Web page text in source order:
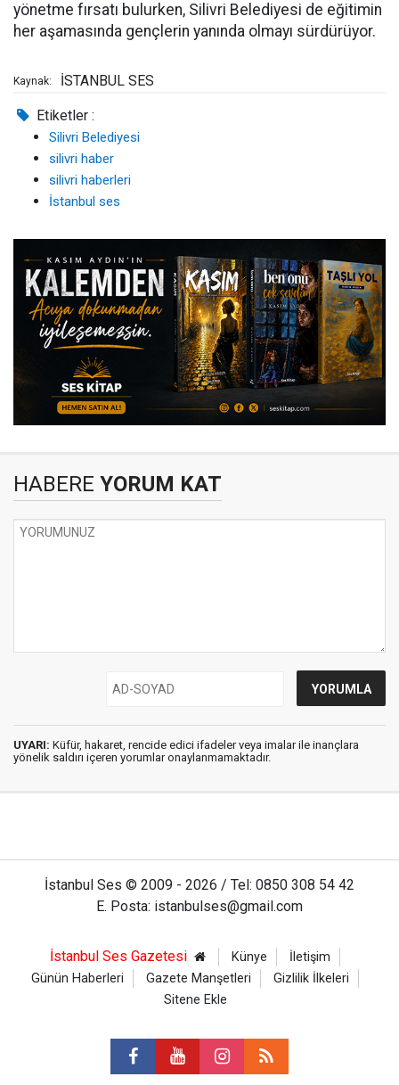
yönetme fırsatı bulurken, Silivri Belediyesi de eğitimin
her aşamasında gençlerin yanında olmayı sürdürüyor.
Kaynak: İSTANBUL SES
Etiketler :
Silivri Belediyesi
silivri haber
silivri haberleri
İstanbul ses
HABERE YORUM KAT
UYARI: Küfür, hakaret, rencide edici ifadeler veya imalar ile inançlara
yönelik saldırı içeren yorumlar onaylanmamaktadır.
İstanbul Ses © 2009 - 2026 / Tel: 0850 308 54 42
E. Posta: istanbulses@gmail.com
İstanbul Ses Gazetesi Künye
İletişim
Günün Haberleri
Gazete Manşetleri
Gizlilik İlkeleri
Sitene Ekle